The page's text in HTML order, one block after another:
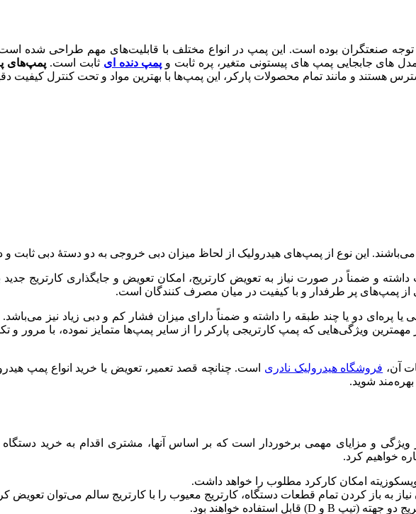
توجه صنعتگران بوده است. این پمپ در انواع مختلف با قابلیت‌های مهم طراحی شده
های جابجایی پمپ های پیستونی متغیر، پره ثابت و پمپ دنده ای ثابت است. پمپ‌های
هستند و مانند تمام محصولات پارکر، این پمپ‌ها با بهترین مواد و تحت کنترل کیفیت
می‌باشند. این نوع از پمپ‌های هیدرولیک از لحاظ میزان دبی خروجی به دو دستۀ دبی ثابت و
و ضمناً در صورت نیاز به تعویض کارتریج، امکان تعویض و جایگذاری کارتریج
از پمپ‌های پر طرفدار و با کیفیت در میان مصرف کنندگان است.
یا پره‌ای دو یا چند طبقه را داشته و ضمناً دارای میزان فشار کم و دبی زیاد نیز
مهمترین ویژگی‌هایی که پمپ کارتریجی پارکر را از سایر پمپ‌ها متمایز نموده، با مرور
آن، فروشگاه هیدرولیک نادری است. چنانچه قصد تعمیر، تعویض یا خرید انواع پمپ
شوید.
و مزایای مهمی برخوردار است که بر اساس آنها، مشتری اقدام به خرید دستگاه
خواهیم کرد.
امکان کارکرد مطلوب را خواهد داشت.
به باز کردن تمام قطعات دستگاه، کارتریج معیوب را با کارتریج سالم می‌توان تعویض